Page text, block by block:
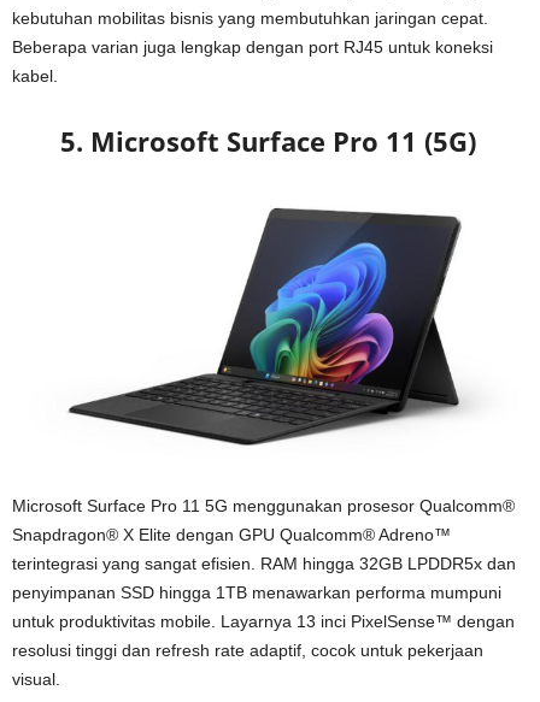
kebutuhan mobilitas bisnis yang membutuhkan jaringan cepat.
Beberapa varian juga lengkap dengan port RJ45 untuk koneksi
kabel.
5. Microsoft Surface Pro 11 (5G)
Microsoft Surface Pro 11 5G menggunakan prosesor Qualcomm®
Snapdragon® X Elite dengan GPU Qualcomm® Adreno™
terintegrasi yang sangat efisien. RAM hingga 32GB LPDDR5x dan
penyimpanan SSD hingga 1TB menawarkan performa mumpuni
untuk produktivitas mobile. Layarnya 13 inci PixelSense™ dengan
resolusi tinggi dan refresh rate adaptif, cocok untuk pekerjaan
visual.